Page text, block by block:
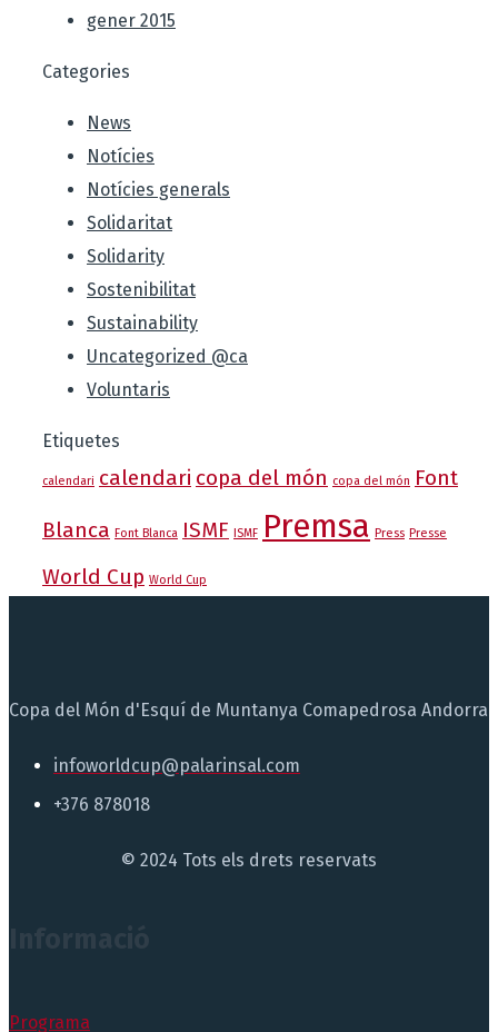
gener 2015
Categories
News
Notícies
Notícies generals
Solidaritat
Solidarity
Sostenibilitat
Sustainability
Uncategorized @ca
Voluntaris
Etiquetes
calendari calendari copa del món copa del món Font
Blanca Font Blanca ISMF ISMF Premsa Press Presse
World Cup World Cup
Copa del Món d'Esquí de Muntanya Comapedrosa Andorra
infoworldcup@palarinsal.com
+376 878018
© 2024 Tots els drets reservats
Programa